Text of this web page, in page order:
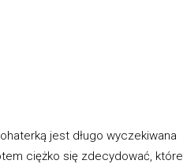
jest długo wyczekiwana
ciężko się zdecydować, które